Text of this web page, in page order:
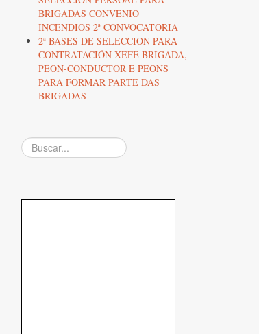
BRIGADAS CONVENIO
INCENDIOS 2ª CONVOCATORIA
2ª BASES DE SELECCION PARA
CONTRATACIÓN XEFE BRIGADA,
PEON-CONDUCTOR E PEÓNS
PARA FORMAR PARTE DAS
BRIGADAS
Buscar...